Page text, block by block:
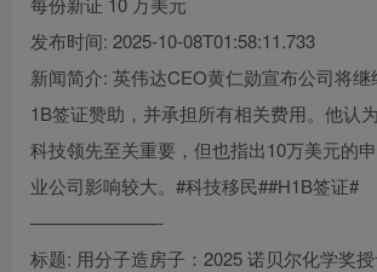
发布时间: 2025-10-08T01:58:11.733
新闻简介: 英伟达CEO黄仁勋宣布公司将
1B签证赞助，并承担所有相关费用。他认
科技领先至关重要，但也指出10万美元的
业公司影响较大。#科技移民##H1B签证#
———————-
标题: 用分子造房子：2025 诺贝尔化学奖授